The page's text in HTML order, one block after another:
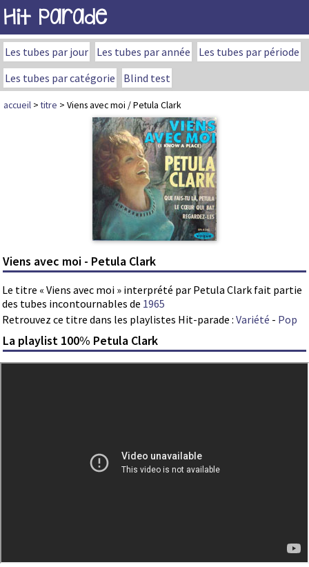
Hit Parade
Les tubes par jour Les tubes par année
Les tubes par période
Les tubes par catégorie
Blind test
accueil >titre > Viens avec moi / Petula Clark
Viens avec moi - Petula Clark
Le titre « Viens avec moi » interprété par Petula Clark fait partie
des tubes incontournables de 1965
Retrouvez ce titre dans les playlistes Hit-parade : Variété - Pop
La playlist 100% Petula Clark